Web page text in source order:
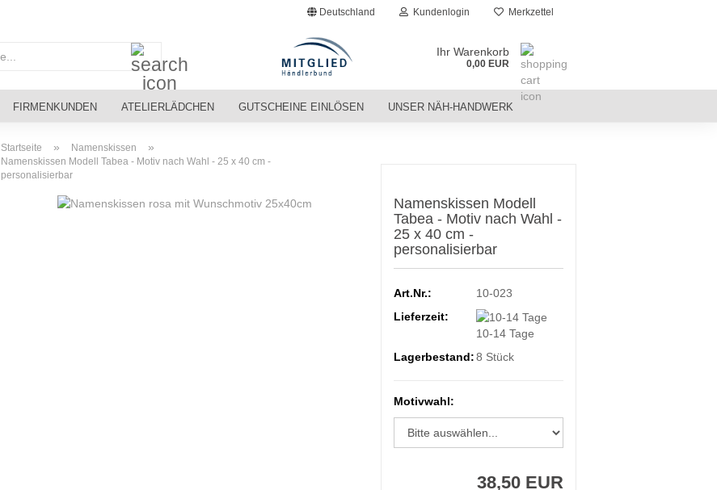
Deutschland Kundenlogin Merkzettel
Ihr Warenkorb
0,00 EUR
FIRMENKUNDEN ATELIERLÄDCHEN GUTSCHEINE EINLÖSEN UNSER NÄH-HANDWERK
Startseite » Namenskissen »
Namenskissen Modell Tabea - Motiv nach Wahl - 25 x 40 cm -
personalisierbar
Namenskissen Modell
Tabea - Motiv nach Wahl -
25 x 40 cm -
personalisierbar
Art.Nr.:
10-023
Lieferzeit:
10-14 Tage
Lagerbestand: 8 Stück
Motivwahl:
38,50 EUR